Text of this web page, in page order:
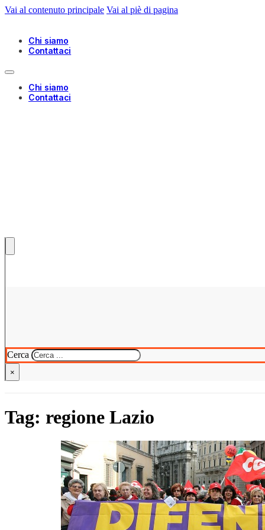
Vai al contenuto principale Vai al piè di pagina
Chi siamo
Contattaci
Chi siamo
Contattaci
Cerca
×
Tag: regione Lazio